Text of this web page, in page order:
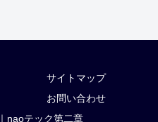
サイトマップ
お問い合わせ
naoテック第二章